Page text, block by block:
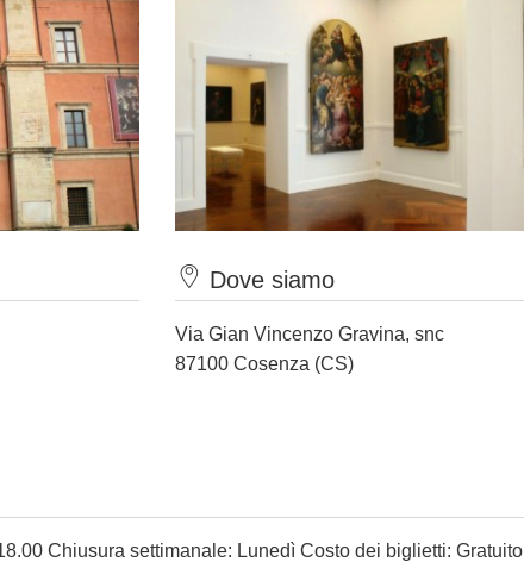
Dove siamo
Via Gian Vincenzo Gravina, snc
87100 Cosenza (CS)
Chiusura settimanale: Lunedì Costo dei biglietti: Gratuito